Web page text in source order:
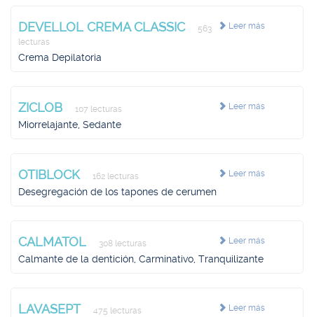
Leer más
DEVELLOL CREMA CLASSIC
563
lecturas
Crema Depilatoria
Leer más
ZICLOB 107 lecturas
Miorrelajante, Sedante
Leer más
OTIBLOCK 162 lecturas
Desegregación de los tapones de cerumen
Leer más
CALMATOL 308 lecturas
Calmante de la dentición, Carminativo, Tranquilizante
Leer más
LAVASEPT 475 lecturas